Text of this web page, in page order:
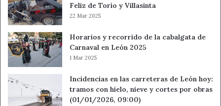
Feliz de Torío y Villasinta
22 Mar 2025
Horarios y recorrido de la cabalgata de
Carnaval en León 2025
1 Mar 2025
Incidencias en las carreteras de León hoy:
tramos con hielo, nieve y cortes por obras
(01/01/2026, 09:00)